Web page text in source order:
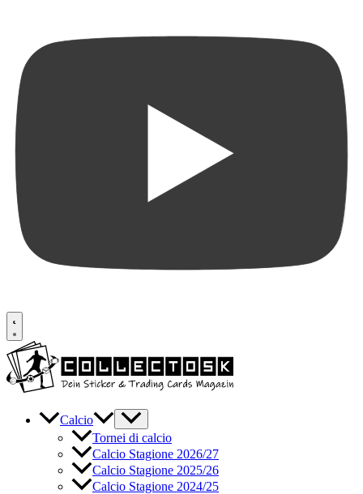
Calcio
Tornei di calcio
Calcio Stagione 2026/27
Calcio Stagione 2025/26
Calcio Stagione 2024/25